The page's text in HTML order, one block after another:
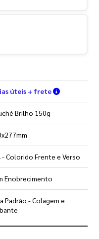
úteis + frete Verifique
Brilho 150g
- Colorido Frente e Verso
Enobrecimento
Padrão - Colagem e
os nossos gabaritos